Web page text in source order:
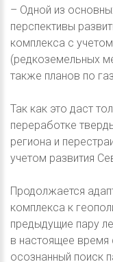
– Одной из
перспективы
комплекса с
(редкоземельных
также планов по
Так как это даст
переработке
региона и
учетом развития
Продолжается
комплекса к
предыдущие пару
в настоящее время
осознанный поиск